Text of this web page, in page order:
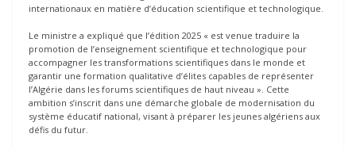
internationaux en matière d’éducation scientifique et technologique.
Le ministre a expliqué que l’édition 2025 « est venue traduire la
promotion de l’enseignement scientifique et technologique pour
accompagner les transformations scientifiques dans le monde et
garantir une formation qualitative d’élites capables de représenter
l’Algérie dans les forums scientifiques de haut niveau ». Cette
ambition s’inscrit dans une démarche globale de modernisation du
système éducatif national, visant à préparer les jeunes algériens aux
défis du futur.